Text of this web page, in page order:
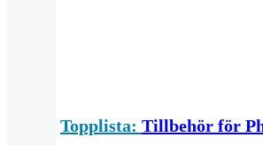
Topplista: Tillbehör för